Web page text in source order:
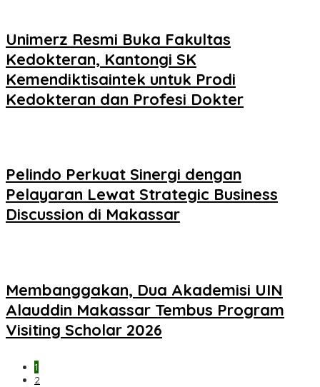
Unimerz Resmi Buka Fakultas
Kedokteran, Kantongi SK
Kemendiktisaintek untuk Prodi
Kedokteran dan Profesi Dokter
Pelindo Perkuat Sinergi dengan
Pelayaran Lewat Strategic Business
Discussion di Makassar
Membanggakan, Dua Akademisi UIN
Alauddin Makassar Tembus Program
Visiting Scholar 2026
1
2